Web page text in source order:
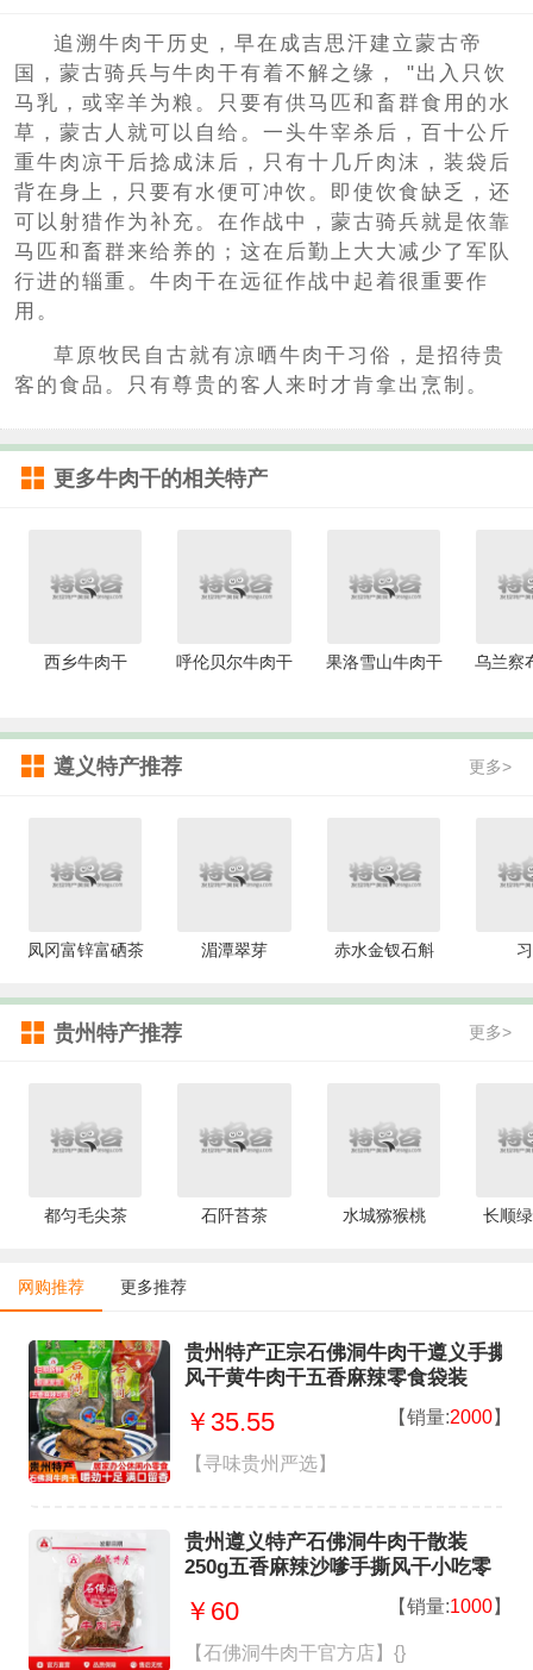
追溯牛肉干历史，早在成吉思汗建立蒙古帝
国，蒙古骑兵与牛肉干有着不解之缘， "出入只饮
马乳，或宰羊为粮。只要有供马匹和畜群食用的水
草，蒙古人就可以自给。一头牛宰杀后，百十公斤
重牛肉凉干后捻成沫后，只有十几斤肉沫，装袋后
背在身上，只要有水便可冲饮。即使饮食缺乏，还
可以射猎作为补充。在作战中，蒙古骑兵就是依靠
马匹和畜群来给养的；这在后勤上大大减少了军队
行进的辎重。牛肉干在远征作战中起着很重要作
用。
草原牧民自古就有凉晒牛肉干习俗，是招待贵
客的食品。只有尊贵的客人来时才肯拿出烹制。
更多牛肉干的相关特产
西乡牛肉干 呼伦贝尔牛肉干 果洛雪山牛肉干 乌兰察
遵义特产推荐 更多>
凤冈富锌富硒茶 湄潭翠芽 赤水金钗石斛
贵州特产推荐 更多>
都匀毛尖茶 石阡苔茶 水城猕猴桃 长顺
网购推荐 更多推荐
贵州特产正宗石佛洞牛肉干遵义手撕
风干黄牛肉干五香麻辣零食袋装
￥35.55 【销量:2000】
【寻味贵州严选】
贵州遵义特产石佛洞牛肉干散装
250g五香麻辣沙嗲手撕风干小吃零
￥60 【销量:1000】
【石佛洞牛肉干官方店】{}